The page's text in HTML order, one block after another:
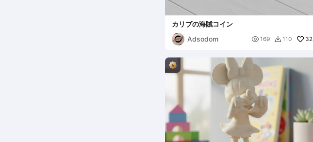
カリブの海賊コイン
Adsodom
 169  110 32